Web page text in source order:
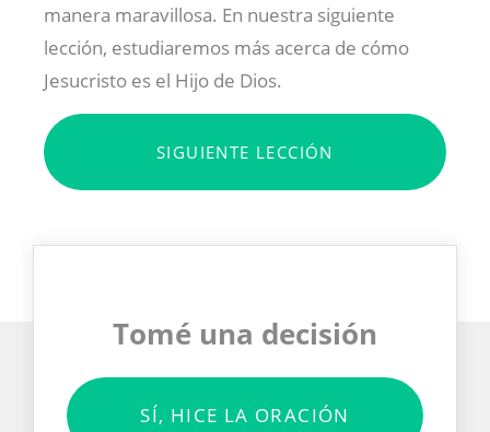
manera maravillosa. En nuestra siguiente
lección, estudiaremos más acerca de cómo
Jesucristo es el Hijo de Dios.
SIGUIENTE LECCIÓN
Tomé una decisión
SÍ, HICE LA ORACIÓN